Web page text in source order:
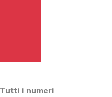
Tutti i numeri